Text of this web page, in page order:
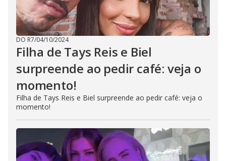
DO R7/04/10/2024
Filha de Tays Reis e Biel
surpreende ao pedir café: veja o
momento!
Filha de Tays Reis e Biel surpreende ao pedir café: veja o
momento!